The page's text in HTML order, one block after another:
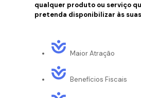
qualquer produto ou serviço
pretenda disponibilizar às
Maior Atração
Benefícios Fiscais